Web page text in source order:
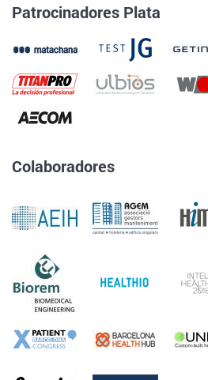
Patrocinadores Plata
Colaboradores